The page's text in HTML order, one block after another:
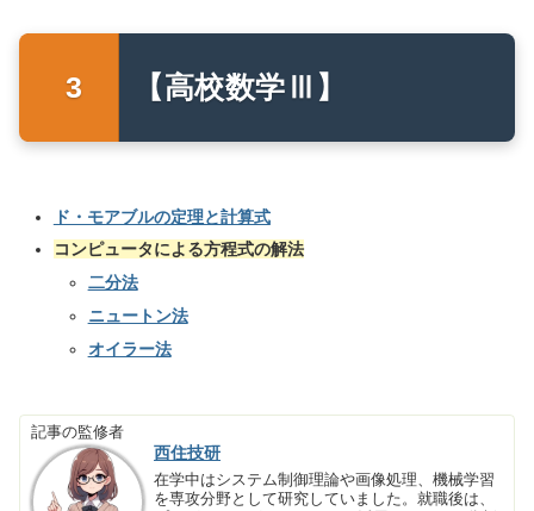
【高校数学Ⅲ】
ド・モアブルの定理と計算式
コンピュータによる方程式の解法
二分法
ニュートン法
オイラー法
記事の監修者
西住技研
在学中はシステム制御理論や画像処理、機械学習
を専攻分野として研究していました。就職後は、